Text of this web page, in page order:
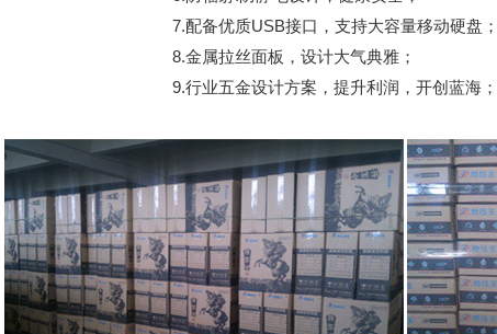
7.配备优质USB接口，支持大容量移动硬盘
8.金属拉丝面板，设计大气典雅；
9.行业五金设计方案，提升利润，开创蓝海；